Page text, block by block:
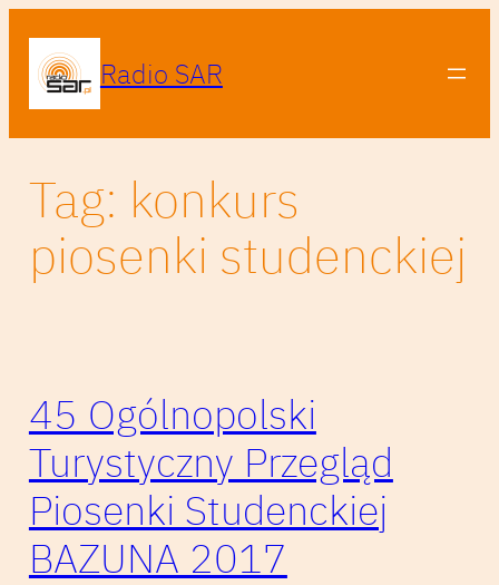
treści
Radio SAR
Tag: konkurs
piosenki studenckiej
45 Ogólnopolski
Turystyczny Przegląd
Piosenki Studenckiej
BAZUNA 2017